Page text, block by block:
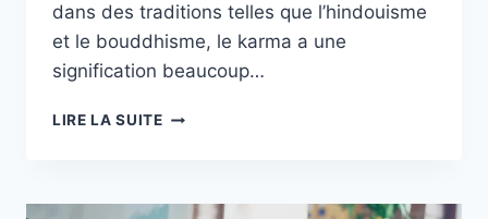
dans des traditions telles que l’hindouisme
et le bouddhisme, le karma a une
signification beaucoup…
LIRE LA SUITEVOULEZ-
KARMA?